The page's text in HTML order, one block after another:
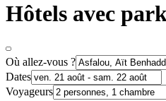
Hôtels avec
Où allez-vous ?
Dates
Voyageurs